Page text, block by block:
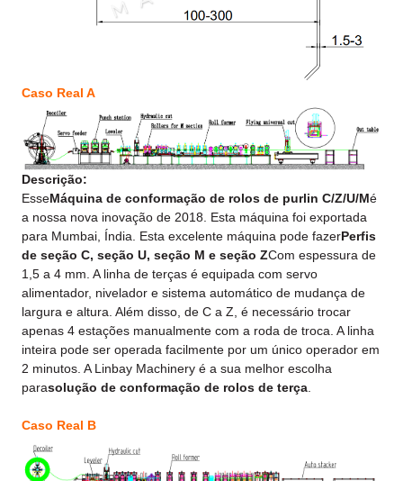
Caso Real A
Descrição:
EsseMáquina de conformação de rolos de purlin C/Z/U/Mé
a nossa nova inovação de 2018. Esta máquina foi exportada
para Mumbai, Índia. Esta excelente máquina pode fazerPerfis
de seção C, seção U, seção M e seção ZCom espessura de
1,5 a 4 mm. A linha de terças é equipada com servo
alimentador, nivelador e sistema automático de mudança de
largura e altura. Além disso, de C a Z, é necessário trocar
apenas 4 estações manualmente com a roda de troca. A linha
inteira pode ser operada facilmente por um único operador em
2 minutos. A Linbay Machinery é a sua melhor escolha
parasolução de conformação de rolos de terça
Caso Real B